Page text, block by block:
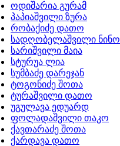
ოდიშარია გურამ
პაპიაშვილი ზურა
რობაქიძე დათო
სადღობელაშვილი ნინო
სარიშვილი მაია
სტურუა ლია
სუმბაძე დარეჯან
ტოგონიძე შოთა
ტურაშვილი დათო
უგულავა ედუარდ
ფოლადაშვილი თაკო
ქავთარაძე შოთა
ქარდავა დათო